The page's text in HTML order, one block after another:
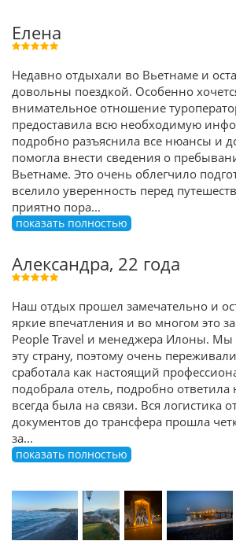
Елена
Недавно отдыхали во Вьетнаме и
довольны поездкой. Особенно
внимательное отношение
предоставила всю необходимую
подробно разъяснила все нюансы и
помогла внести сведения о
Вьетнаме. Это очень облегчило
вселило уверенность перед
приятно пора...
показать полностью
Александра, 22 года
Наш отдых прошел замечательно и
яркие впечатления и во многом это
People Travel и менеджера Илоны. Мы
эту страну, поэтому очень
сработала как настоящий
подобрала отель, подробно ответила
всегда была на связи. Вся логистика
документов до трансфера прошла
за...
показать полностью